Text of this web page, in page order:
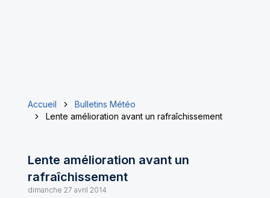
Accueil
Bulletins Météo
Lente amélioration avant un rafraîchissement
Lente amélioration avant un
rafraîchissement
dimanche 27 avril 2014